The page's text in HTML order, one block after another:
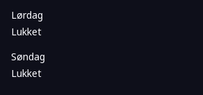
Lørdag
Lukket
Søndag
Lukket